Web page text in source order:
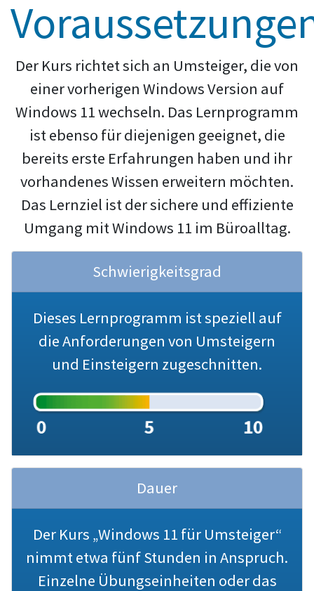
Der Kurs richtet sich an Umsteiger, die von
einer vorherigen Windows Version auf
Windows 11 wechseln. Das Lernprogramm
ist ebenso für diejenigen geeignet, die
bereits erste Erfahrungen haben und ihr
vorhandenes Wissen erweitern möchten.
Das Lernziel ist der sichere und effiziente
Umgang mit Windows 11 im Büroalltag.
Schwierigkeitsgrad
Dieses Lernprogramm ist speziell auf
die Anforderungen von Umsteigern
und Einsteigern zugeschnitten.
Dauer
Der Kurs „Windows 11 für Umsteiger“
nimmt etwa fünf Stunden in Anspruch.
Einzelne Übungseinheiten oder das